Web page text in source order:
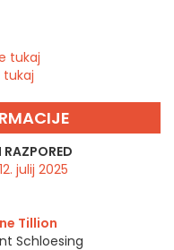
tukaj
tukaj
julij 2025
Tillion
Schloesing